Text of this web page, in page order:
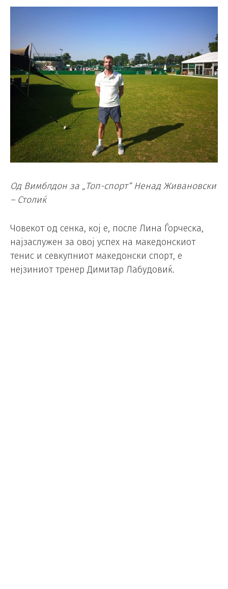
Од Вимблдон за „Топ-спорт“ Ненад Живановски
– Столиќ
Човекот од сенка, кој е, после Лина Ѓорческа,
најзаслужен за овој успех на македонскиот
тенис и севкупниот македонски спорт, е
нејзиниот тренер Димитар Лабудовиќ.